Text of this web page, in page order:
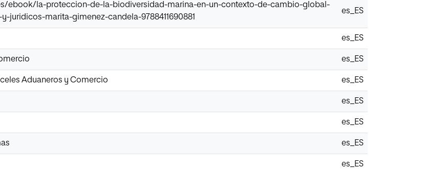
ebook/la-proteccion-de-la-biodiversidad-marina-en-un-contexto-de-cambio-global-
juridicos-marita-gimenez-candela-9788411690881
es_ES
es_ES
es_ES
Aduaneros y Comercio es_ES
es_ES
es_ES
es_ES
es_ES